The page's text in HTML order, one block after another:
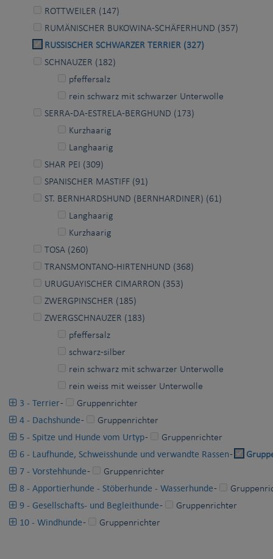
ROTTWEILER (147)
RUMÄNISCHER BUKOWINA-SCHÄFERHUND (357)
RUSSISCHER SCHWARZER TERRIER (327)
SCHNAUZER (182)
pfeffersalz
rein schwarz mit schwarzer Unterwolle
SERRA-DA-ESTRELA-BERGHUND (173)
Kurzhaarig
Langhaarig
SHAR PEI (309)
SPANISCHER MASTIFF (91)
ST. BERNHARDSHUND (BERNHARDINER) (61)
Langhaarig
Kurzhaarig
TOSA (260)
TRANSMONTANO-HIRTENHUND (368)
URUGUAYISCHER CIMARRON (353)
ZWERGPINSCHER (185)
ZWERGSCHNAUZER (183)
pfeffersalz
schwarz-silber
rein schwarz mit schwarzer Unterwolle
rein weiss mit weisser Unterwolle
3 - Terrier- Gruppenrichter
4 - Dachshunde- Gruppenrichter
5 - Spitze und Hunde vom Urtyp- Gruppenrichter
6 - Laufhunde, Schweisshunde und verwandte Rassen-
7 - Vorstehhunde- Gruppenrichter
8 - Apportierhunde - Stöberhunde - Wasserhunde-
9 - Gesellschafts- und Begleithunde- Gruppenrichter
10 - Windhunde- Gruppenrichter